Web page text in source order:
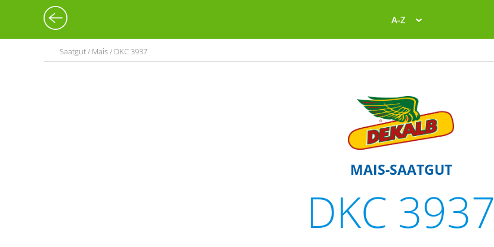
A-Z
Saatgut / Mais / DKC 3937
MAIS-SAATGUT
DKC 3937